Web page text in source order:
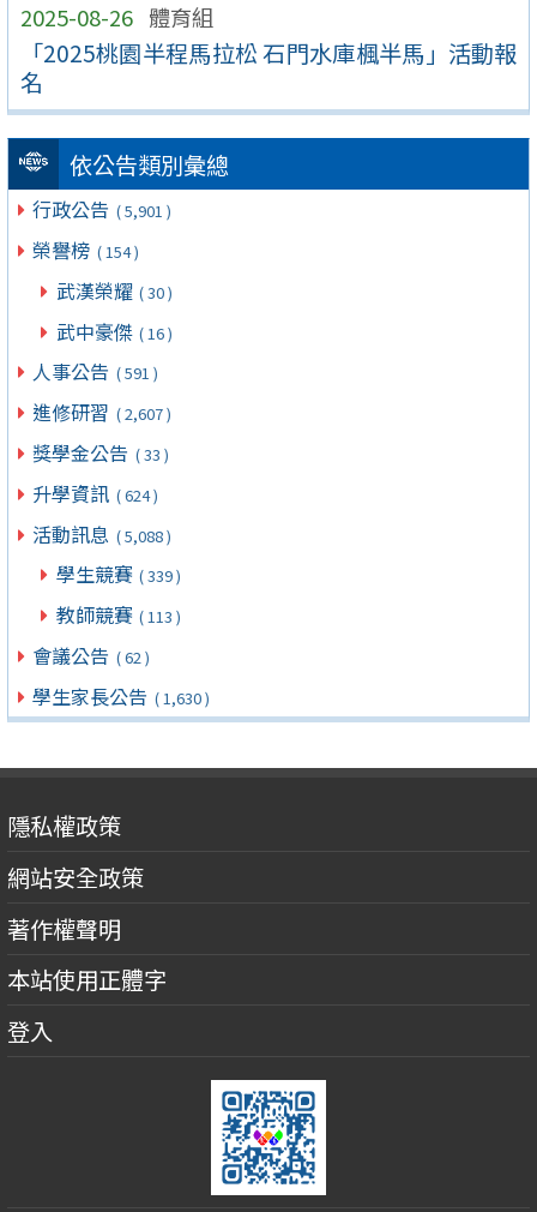
2025-08-26 體育組
「2025桃園半程馬拉松 石門水庫楓半馬」活動報
名
依公告類別彙總
行政公告 ( 5,901 )
榮譽榜 ( 154 )
武漢榮耀 ( 30 )
武中豪傑 ( 16 )
人事公告 ( 591 )
進修研習 ( 2,607 )
獎學金公告 ( 33 )
升學資訊 ( 624 )
活動訊息 ( 5,088 )
學生競賽 ( 339 )
教師競賽 ( 113 )
會議公告 ( 62 )
學生家長公告 ( 1,630 )
隱私權政策
網站安全政策
著作權聲明
本站使用正體字
登入